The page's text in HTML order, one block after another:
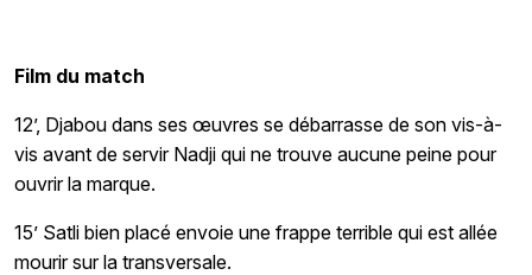
Film du match
12’, Djabou dans ses œuvres se débarrasse de son vis-à-
vis avant de servir Nadji qui ne trouve aucune peine pour
ouvrir la marque.
15’ Satli bien placé envoie une frappe terrible qui est allée
mourir sur la transversale.